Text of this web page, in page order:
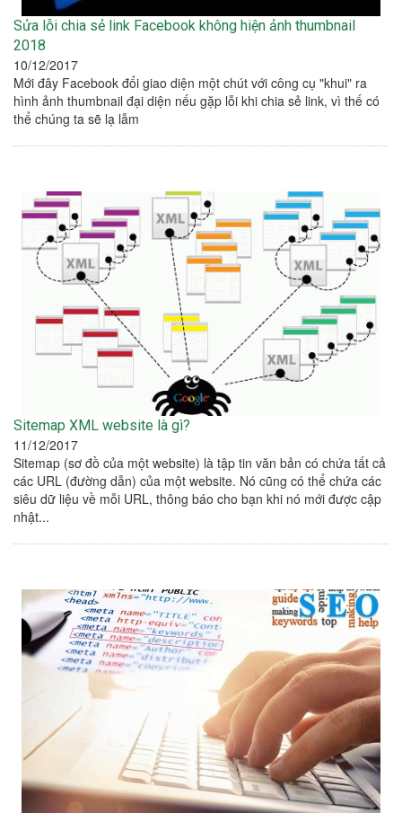
Sửa lỗi chia sẻ link Facebook không hiện ảnh thumbnail
2018
10/12/2017
Mới đây Facebook đổi giao diện một chút với công cụ "khui" ra
hình ảnh thumbnail đại diện nếu gặp lỗi khi chia sẻ link, vì thế có
thể chúng ta sẽ lạ lẫm
Sitemap XML website là gì?
11/12/2017
Sitemap (sơ đồ của một website) là tập tin văn bản có chứa tất cả
các URL (đường dẫn) của một website. Nó cũng có thể chứa các
siêu dữ liệu về mỗi URL, thông báo cho bạn khi nó mới được cập
nhật...